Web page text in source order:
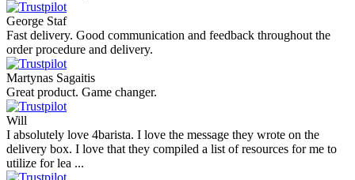
George Staf
Fast delivery. Good communication and feedback throughout the
order procedure and delivery.
Martynas Sagaitis
Great product. Game changer.
Will
I absolutely love 4barista. I love the message they wrote on the
delivery box. I love that they compiled a list of resources for me to
utilize for lea ...